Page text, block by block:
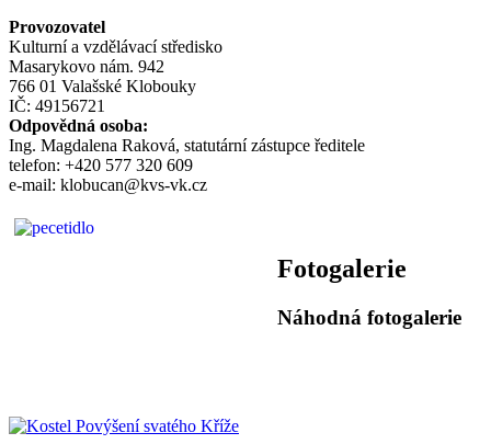
Provozovatel
Kulturní a vzdělávací středisko
Masarykovo nám. 942
766 01 Valašské Klobouky
IČ: 49156721
Odpovědná osoba:
Ing. Magdalena Raková, statutární zástupce ředitele
telefon: +420 577 320 609
e-mail: klobucan@kvs-vk.cz
Fotogalerie
Náhodná fotogalerie